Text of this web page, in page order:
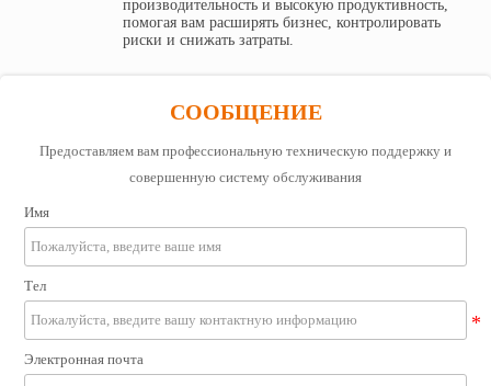
производительность и высокую продуктивность,
помогая вам расширять бизнес, контролировать
риски и снижать затраты.
СООБЩЕНИЕ
Предоставляем вам профессиональную техническую поддержку и
совершенную систему обслуживания
Имя
Тел
Электронная почта